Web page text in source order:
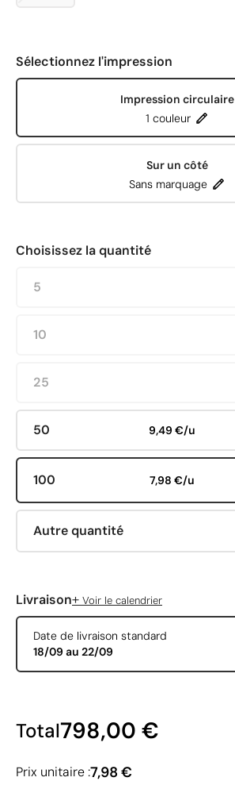
Sélectionnez l'impression
Impression circulaire
1 couleur
Sur un côté
Sans marquage
Choisissez la quantité
5
10
25
50 9,49 €/u
100 7,98 €/u
Autre quantité
Livraison+ Voir le calendrier
Date de livraison standard
18/09 au 22/09
Total798,00 €
Prix unitaire :7,98 €